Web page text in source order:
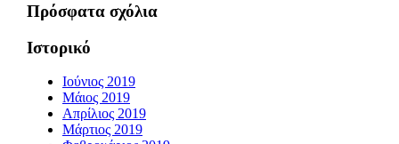
Πρόσφατα σχόλια
Ιστορικό
Ιούνιος 2019
Μάιος 2019
Απρίλιος 2019
Μάρτιος 2019